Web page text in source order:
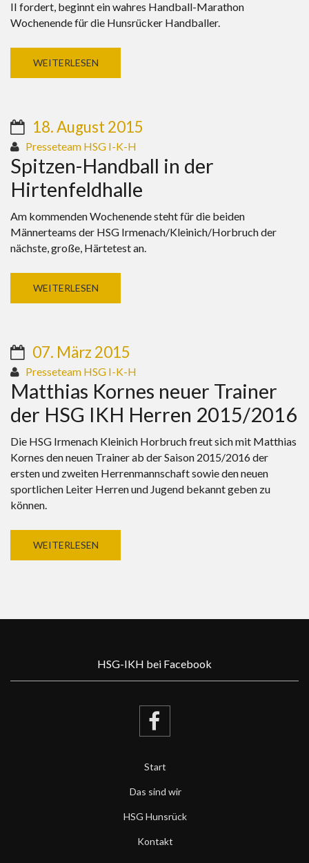
II fordert, beginnt ein wahres Handball-Marathon
Wochenende für die Hunsrücker Handballer.
WEITERLESEN
18. August 2015
Presseteam HSG I-K-H
Spitzen-Handball in der
Hirtenfeldhalle
Am kommenden Wochenende steht für die beiden
Männerteams der HSG Irmenach/Kleinich/Horbruch der
nächste, große, Härtetest an.
WEITERLESEN
07. März 2015
Presseteam HSG I-K-H
Matthias Kornes neuer Trainer
der HSG IKH Herren 2015/2016
Die HSG Irmenach Kleinich Horbruch freut sich mit Matthias
Kornes den neuen Trainer ab der Saison 2015/2016 der
ersten und zweiten Herrenmannschaft sowie den neuen
sportlichen Leiter Herren und Jugend bekannt geben zu
können.
WEITERLESEN
HSG-IKH bei Facebook
Start
Das sind wir
HSG Hunsrück
Kontakt